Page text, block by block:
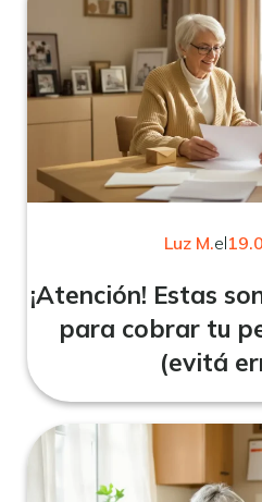
Luz M.el
¡Atención! Estas
para cobrar tu
(evitá